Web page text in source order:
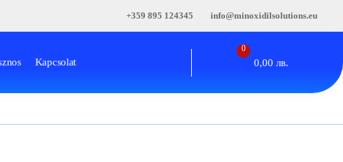
+359 895 124345 info@minoxidilsolutions.eu
Kapcsolat 0,00 лв.
0